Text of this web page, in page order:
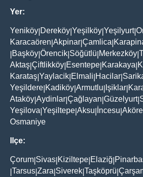
Yer:
Yeniköy Dereköy Yeşilköy Yeşilyurt|
Karacaören Akpinar Çamlica
Başköy Örencik Söğütlü Merkezköy
Aktaş Çiftlikköy Esentepe Karakaya
Karataş Yaylacik Elmali Hacilar
Yeşildere Kadiköy Armutlu Işiklar
Ataköy Aydinlar Çağlayan Güzelyurt|
Yeşilova Yeşiltepe Aksu İncesu
Osmaniye
Ilçe:
Çorum Sivas Kiziltepe Elaziğ
Tarsus Zara Siverek Taşköprü